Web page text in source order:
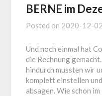
BERNE im
Posted on 2020-12-02
Und noch einmal hat
die Rechnung
hindurch mussten wir
komplett einstellen
absagen. Wie schon